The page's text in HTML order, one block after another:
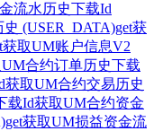
流水历史下载Id
(USER_DATA)get获
获取UM账户信息V2
合约订单历史下载
获取UM合约交易历史
载Id获取UM合约资金
get获取UM损益资金流